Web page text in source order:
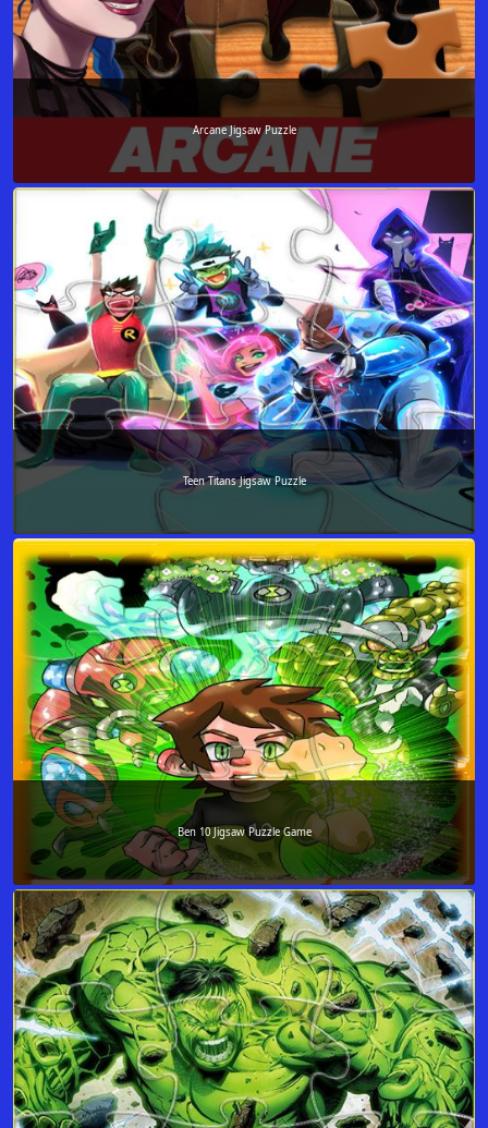
Arcane Jigsaw Puzzle
Teen Titans Jigsaw Puzzle
Ben 10 Jigsaw Puzzle Game